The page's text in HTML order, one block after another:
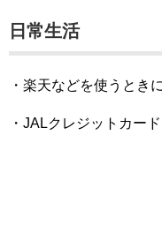
日常生活
・楽天などを使うとき
・JALクレジットカー